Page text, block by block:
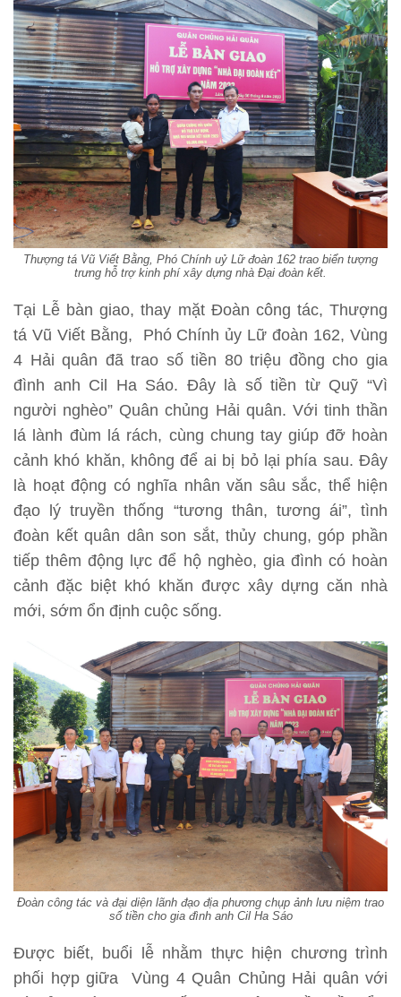
Thượng tá Vũ Viết Bằng, Phó Chính uỷ Lữ đoàn 162 trao biển tượng
trưng hỗ trợ kinh phí xây dựng nhà Đại đoàn kết.
Tại Lễ bàn giao, thay mặt Đoàn công tác, Thượng
tá Vũ Viết Bằng, Phó Chính ủy Lữ đoàn 162, Vùng
4 Hải quân đã trao số tiền 80 triệu đồng cho gia
đình anh Cil Ha Sáo. Đây là số tiền từ Quỹ “Vì
người nghèo” Quân chủng Hải quân. Với tinh thần
lá lành đùm lá rách, cùng chung tay giúp đỡ hoàn
cảnh khó khăn, không để ai bị bỏ lại phía sau. Đây
là hoạt động có nghĩa nhân văn sâu sắc, thể hiện
đạo lý truyền thống “tương thân, tương ái”, tình
đoàn kết quân dân son sắt, thủy chung, góp phần
tiếp thêm động lực để hộ nghèo, gia đình có hoàn
cảnh đặc biệt khó khăn được xây dựng căn nhà
mới, sớm ổn định cuộc sống.
Đoàn công tác và đại diện lãnh đạo địa phương chụp ảnh lưu niệm trao
số tiền cho gia đình anh Cil Ha Sáo
Được biết, buổi lễ nhằm thực hiện chương trình
phối hợp giữa Vùng 4 Quân Chủng Hải quân với